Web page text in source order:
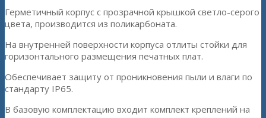
Герметичный корпус с прозрачной крышкой светло-серого
цвета, производится из поликарбоната.
На внутренней поверхности корпуса отлиты стойки для
горизонтального размещения печатных плат.
Обеспечивает защиту от проникновения пыли и влаги по
стандарту IP65.
В базовую комплектацию входит комплект креплений на